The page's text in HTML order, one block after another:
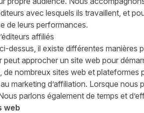
avec lesquels ils travaillent, et
de leurs performances.
affiliés
dessus, il existe différentes manières
peut approcher un site web pour
de nombreux sites web et plateformes
marketing d’affiliation. Lorsque nous
parlons également de temps et
web